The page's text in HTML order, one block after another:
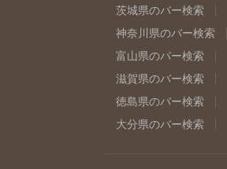
茨城県のバー検索
神奈川県のバー検索
富山県のバー検索
滋賀県のバー検索
徳島県のバー検索
大分県のバー検索